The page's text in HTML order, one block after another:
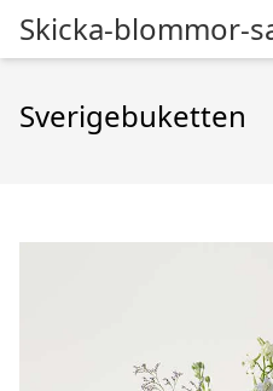
Skicka-blommor-
Sverigebuketten